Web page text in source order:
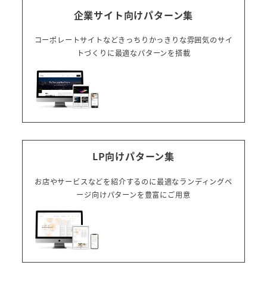
企業サイト向けパターン集
コーポレートサイトなどきっちりかっきりな雰囲気のサイ
トづくりに最適なパターンを搭載
LP向けパターン集
お店やサービスなどを紹介するのに最適なランディングペ
ージ向けパターンを豊富にご用意